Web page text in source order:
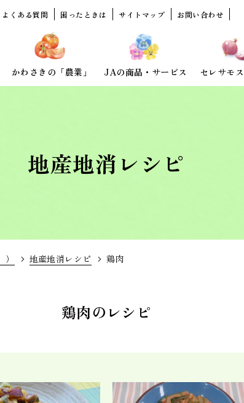
よくある質問 困ったときは サイトマップ お問い合わせ
かわさきの「農業」 JAの商品・サービス セレサモ
地産地消レシピ
地産地消レシピ 鶏肉
鶏肉のレシピ